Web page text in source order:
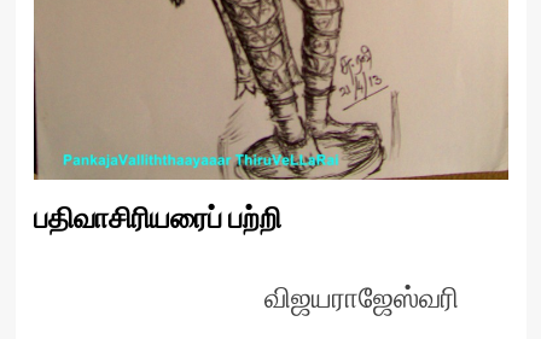
பதிவாசிரியரைப் பற்றி
விஜயராஜேஸ்வரி